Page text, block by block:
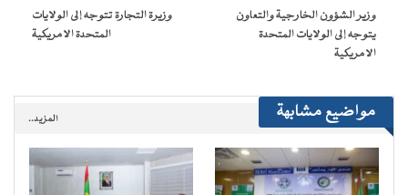
نافذة
جديدة)
وزير الشؤون الخارجية والتعاون
يتوجه إلى الولايات المتحدة
الامريكية
وزيرة التجارة تتوجه إلى الولايات
المتحدة الامريكية
مواضيع مشابهة المزيد..